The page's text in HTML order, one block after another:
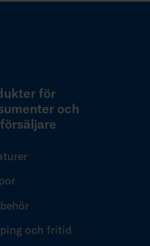
för
och
och fritid